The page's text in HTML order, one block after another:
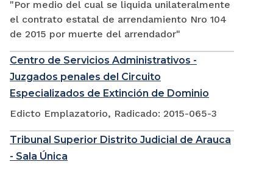
"Por medio del cual se liquida unilateralmente
el contrato estatal de arrendamiento Nro 104
de 2015 por muerte del arrendador"
Centro de Servicios Administrativos -
Juzgados penales del Circuito
Especializados de Extinción de Dominio
Edicto Emplazatorio, Radicado: 2015-065-3
Tribunal Superior Distrito Judicial de Arauca
- Sala Única